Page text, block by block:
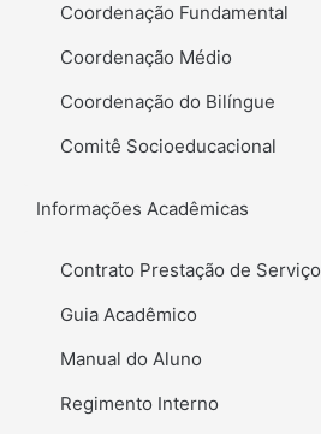
Coordenação Fundamental
Coordenação Médio
Coordenação do Bilíngue
Comitê Socioeducacional
Informações Acadêmicas
Contrato Prestação de Serviço
Guia Acadêmico
Manual do Aluno
Regimento Interno